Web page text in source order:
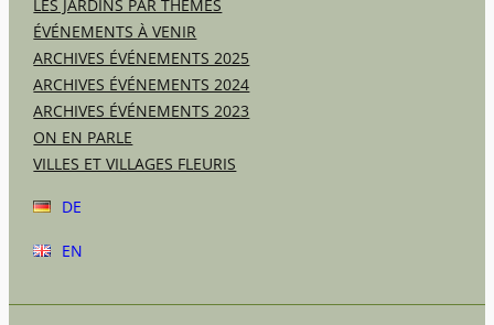
LES JARDINS PAR THÈMES
ÉVÉNEMENTS À VENIR
ARCHIVES ÉVÉNEMENTS 2025
ARCHIVES ÉVÉNEMENTS 2024
ARCHIVES ÉVÉNEMENTS 2023
ON EN PARLE
VILLES ET VILLAGES FLEURIS
DE
EN